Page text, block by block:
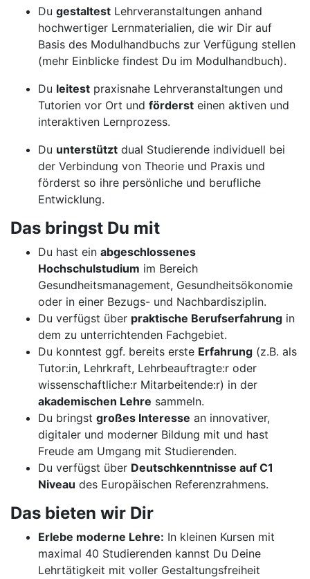
Du gestaltest Lehrveranstaltungen anhand
hochwertiger Lernmaterialien, die wir Dir auf
Basis des Modulhandbuchs zur Verfügung stellen
(mehr Einblicke findest Du im Modulhandbuch).
Du leitest praxisnahe Lehrveranstaltungen und
Tutorien vor Ort und förderst einen aktiven und
interaktiven Lernprozess.
Du unterstützt dual Studierende individuell bei
der Verbindung von Theorie und Praxis und
förderst so ihre persönliche und berufliche
Entwicklung.
Das bringst Du mit
Du hast ein abgeschlossenes
Hochschulstudium im Bereich
Gesundheitsmanagement, Gesundheitsökonomie
oder in einer Bezugs- und Nachbardisziplin.
Du verfügst über praktische Berufserfahrung in
dem zu unterrichtenden Fachgebiet.
Du konntest ggf. bereits erste Erfahrung (z.B. als
Tutor:in, Lehrkraft, Lehrbeauftragte:r oder
wissenschaftliche:r Mitarbeitende:r) in der
akademischen Lehre sammeln.
Du bringst großes Interesse an innovativer,
digitaler und moderner Bildung mit und hast
Freude am Umgang mit Studierenden.
Du verfügst über Deutschkenntnisse auf C1
Niveau des Europäischen Referenzrahmens.
Das bieten wir Dir
Erlebe moderne Lehre: In kleinen Kursen mit
maximal 40 Studierenden kannst Du Deine
Lehrtätigkeit mit voller Gestaltungsfreiheit